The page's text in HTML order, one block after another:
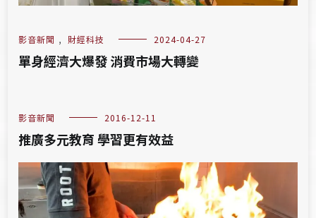
影音新聞 , 財經科技 2024-04-27
單身經濟大爆發 消費市場大轉變
影音新聞 2016-12-11
推廣多元教育 學習更有效益